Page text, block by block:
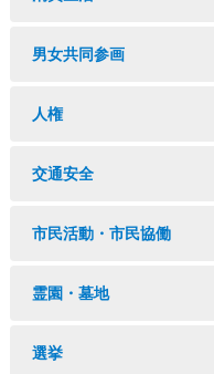
男女共同参画
人権
交通安全
市民活動・市民協働
霊園・墓地
選挙